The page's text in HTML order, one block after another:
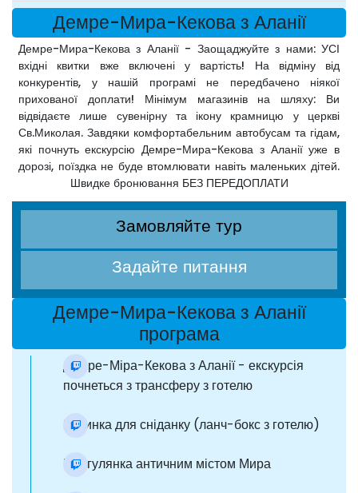
Демре-Мира-Кекова з Аланії
Демре-Мира-Кекова з Аланії - Заощаджуйте з нами: УСІ
вхідні квитки вже включені у вартість! На відміну від
конкурентів, у нашій програмі не передбачено ніякої
прихованої доплати! Мінімум магазинів на шляху: Ви
відвідаєте лише сувенірну та ікону крамницю у церкві
Св.Миколая. Завдяки комфортабельним автобусам та гідам,
які почнуть екскурсію Демре-Мира-Кекова з Аланії уже в
дорозі, поїздка не буде втомлювати навіть маленьких дітей.
Швидке бронювання БЕЗ ПЕРЕДОПЛАТИ
Замовляйте тур
Задайте питання
Демре-Мира-Кекова з Аланії
програма
Демре-Міра-Кекова з Аланії - екскурсія
почнеться з трансферу з готелю
Зупинка для сніданку (ланч-бокс з готелю)
Прогулянка античним містом Мира